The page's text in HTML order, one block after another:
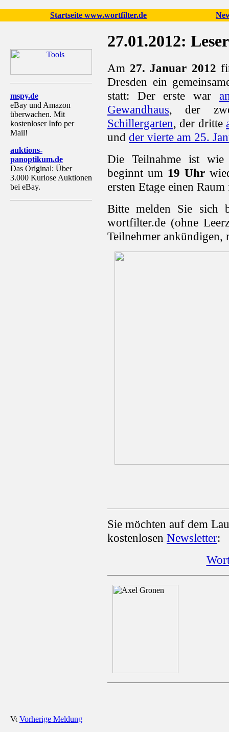
Startseite www.wortfilter.de
27.01.2012:
Am 27. Januar 2012
Dresden ein
statt: Der erste war
Gewandhaus, der
Schillergarten, der dritte
und der vierte am 25.
Die Teilnahme ist wie
beginnt um 19 Uhr
ersten Etage einen
Bitte melden Sie sich
wortfilter.de (ohne
Teilnehmer ankündigen,
Sie möchten auf dem
kostenlosen Newsletter:
mspy.de
eBay und Amazon
überwachen. Mit
kostenloser Info per
Mail!
auktions-
panoptikum.de
Das Original: Über
3.000 Kuriose Auktionen
bei eBay.
Vorherige Meldung